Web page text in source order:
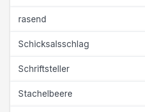
rasend
Schicksalsschlag
Schriftsteller
Stachelbeere